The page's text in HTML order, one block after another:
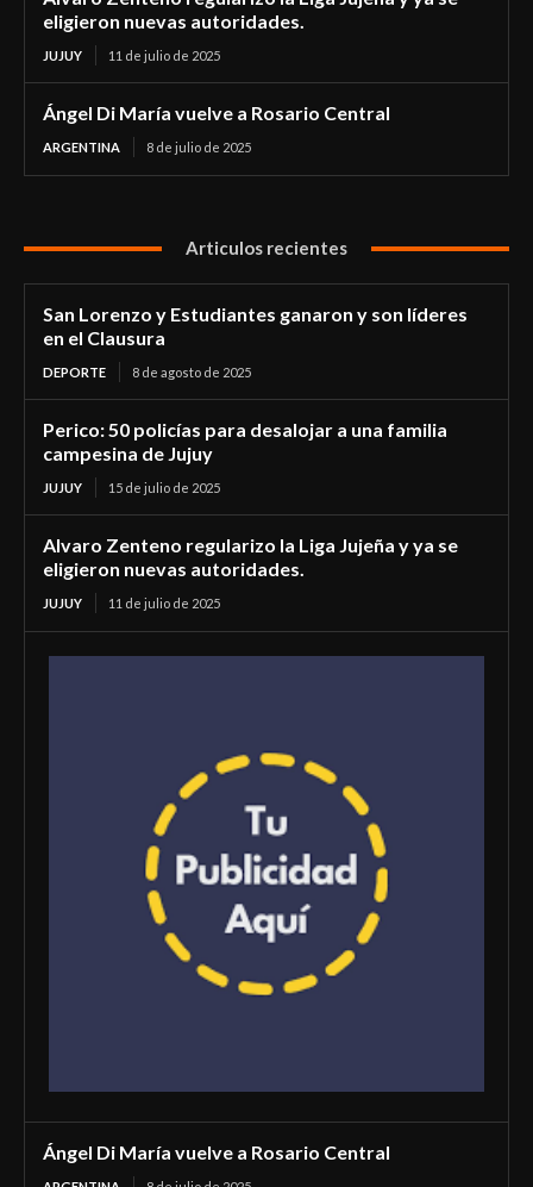
eligieron nuevas autoridades.
JUJUY 11 de julio de 2025
Ángel Di María vuelve a Rosario Central
ARGENTINA 8 de julio de 2025
Articulos recientes
San Lorenzo y Estudiantes ganaron y son líderes
en el Clausura
DEPORTE 8 de agosto de 2025
Perico: 50 policías para desalojar a una familia
campesina de Jujuy
JUJUY 15 de julio de 2025
Alvaro Zenteno regularizo la Liga Jujeña y ya se
eligieron nuevas autoridades.
JUJUY 11 de julio de 2025
Ángel Di María vuelve a Rosario Central